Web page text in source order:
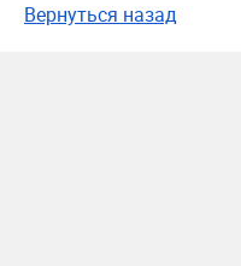
Вернуться назад